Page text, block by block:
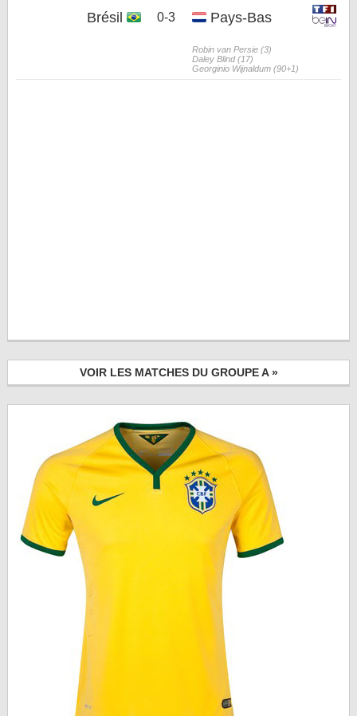
Brésil 0-3 Pays-Bas
Robin van Persie (3)
Daley Blind (17)
Georginio Wijnaldum (90+1)
VOIR LES MATCHES DU GROUPE A »